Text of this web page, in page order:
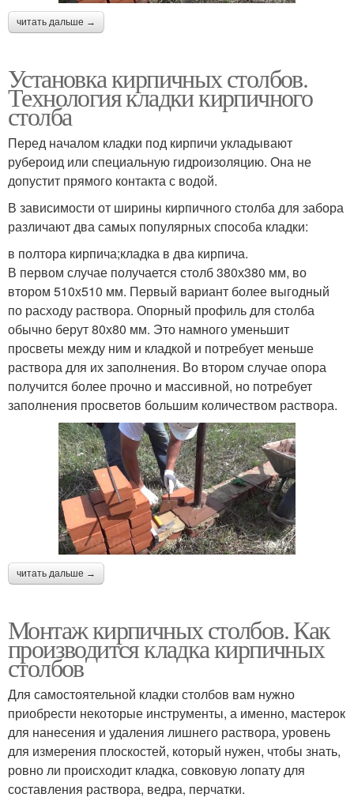
читать дальше →
Установка кирпичных столбов.
Технология кладки кирпичного
столба
Перед началом кладки под кирпичи укладывают
рубероид или специальную гидроизоляцию. Она не
допустит прямого контакта с водой.
В зависимости от ширины кирпичного столба для забора
различают два самых популярных способа кладки:
в полтора кирпича;кладка в два кирпича.
В первом случае получается столб 380х380 мм, во
втором 510х510 мм. Первый вариант более выгодный
по расходу раствора. Опорный профиль для столба
обычно берут 80х80 мм. Это намного уменьшит
просветы между ним и кладкой и потребует меньше
раствора для их заполнения. Во втором случае опора
получится более прочно и массивной, но потребует
заполнения просветов большим количеством раствора.
читать дальше →
Монтаж кирпичных столбов. Как
производится кладка кирпичных
столбов
Для самостоятельной кладки столбов вам нужно
приобрести некоторые инструменты, а именно, мастерок
для нанесения и удаления лишнего раствора, уровень
для измерения плоскостей, который нужен, чтобы знать,
ровно ли происходит кладка, совковую лопату для
составления раствора, ведра, перчатки.